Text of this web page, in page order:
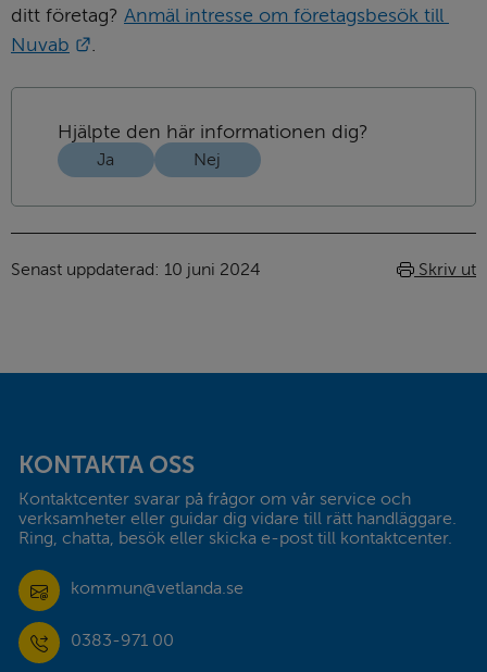
ditt företag? Anmäl intresse om företagsbesök till
Nuvab
Hjälpte den här informationen dig?
Ja Nej
Senast uppdaterad: 10 juni 2024 Skriv ut
KONTAKTA OSS
Kontaktcenter svarar på frågor om vår service och
verksamheter eller guidar dig vidare till rätt handläggare.
Ring, chatta, besök eller skicka e-post till kontaktcenter.
kommun@vetlanda.se
0383-971 00